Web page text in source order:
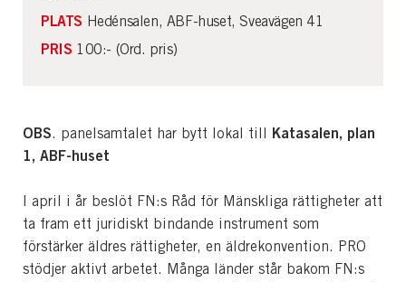
OBS. panelsamtalet har bytt lokal till Katasalen, plan
1, ABF-huset
I april i år beslöt FN:s Råd för Mänskliga rättigheter att
ta fram ett juridiskt bindande instrument som
förstärker äldres rättigheter, en äldrekonvention. PRO
stödjer aktivt arbetet. Många länder står bakom FN:s
PLATS Hedénsalen, ABF-huset, Sveavägen 41
PRIS 100:- (Ord. pris)